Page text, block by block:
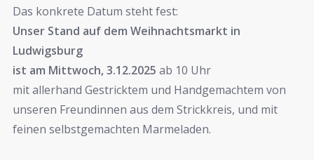
Das konkrete Datum steht fest:
Unser Stand auf dem Weihnachtsmarkt in
Ludwigsburg
ist am Mittwoch, 3.12.2025 ab 10 Uhr
mit allerhand Gestricktem und Handgemachtem von
unseren Freundinnen aus dem Strickkreis, und mit
feinen selbstgemachten Marmeladen.